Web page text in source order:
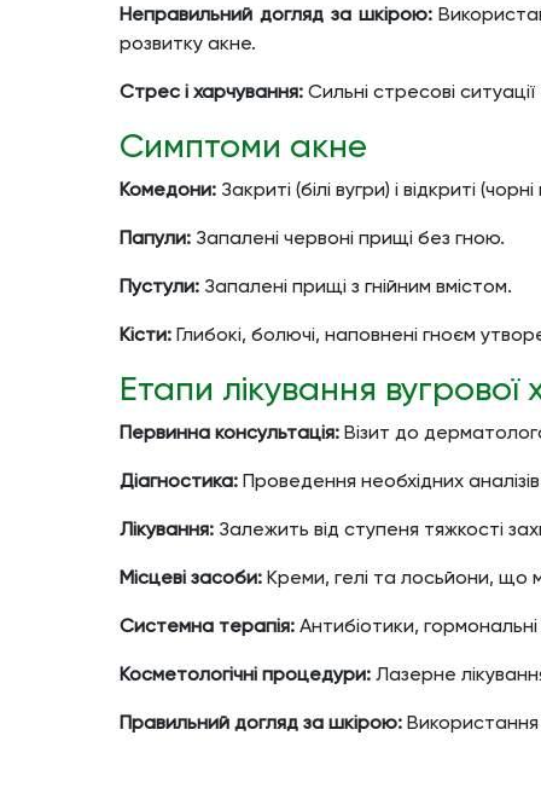
Неправильний догляд за шкірою:
розвитку акне.
Стрес і харчування: Сильні стресові
Симптоми акне
Комедони: Закриті (білі вугри) і відкриті
Папули: Запалені червоні прищі без гною.
Пустули: Запалені прищі з гнійним вмістом.
Кісти: Глибокі, болючі, наповнені гноєм
Етапи лікування вугрової
Первинна консультація: Візит до
Діагностика: Проведення необхідних
Лікування: Залежить від ступеня тяжкості
Місцеві засоби: Креми, гелі та лосьйони, що
Системна терапія: Антибіотики,
Косметологічні процедури: Лазерне
Правильний догляд за шкірою: Використання